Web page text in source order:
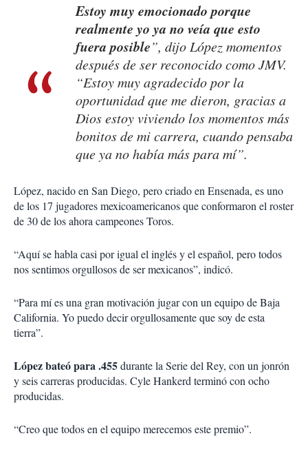
Estoy muy emocionado porque
realmente yo ya no veía que esto
fuera posible”, dijo López momentos
después de ser reconocido como JMV.
“Estoy muy agradecido por la
oportunidad que me dieron, gracias a
Dios estoy viviendo los momentos más
bonitos de mi carrera, cuando pensaba
que ya no había más para mí”.
López, nacido en San Diego, pero criado en Ensenada, es uno
de los 17 jugadores mexicoamericanos que conformaron el roster
de 30 de los ahora campeones Toros.
“Aquí se habla casi por igual el inglés y el español, pero todos
nos sentimos orgullosos de ser mexicanos”, indicó.
“Para mí es una gran motivación jugar con un equipo de Baja
California. Yo puedo decir orgullosamente que soy de esta
tierra”.
López bateó para .455durante la Serie del Rey, con un jonrón
y seis carreras producidas. Cyle Hankerd terminó con ocho
producidas.
“Creo que todos en el equipo merecemos este premio”.